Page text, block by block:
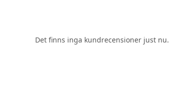
Det finns inga kundrecensioner just nu.